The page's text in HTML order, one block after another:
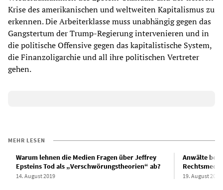
Krise des amerikanischen und weltweiten Kapitalismus zu
erkennen. Die Arbeiterklasse muss unabhängig gegen das
Gangstertum der Trump-Regierung intervenieren und in
die politische Offensive gegen das kapitalistische System,
die Finanzoligarchie und all ihre politischen Vertreter
gehen.
MEHR LESEN
Warum lehnen die Medien Fragen über Jeffrey
Epsteins Tod als „Verschwörungstheorien“ ab?
14. August 2019
Anwälte
19. August 2019